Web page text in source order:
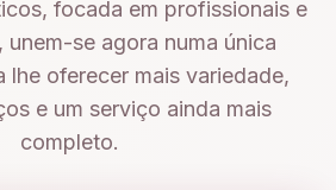
focada em profissionais e
unem-se agora numa única
lhe oferecer mais variedade,
e um serviço ainda mais
completo.